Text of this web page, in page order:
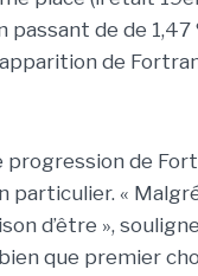
de de 1,47
de
progression de
particulier. «
d’être »,
que premier